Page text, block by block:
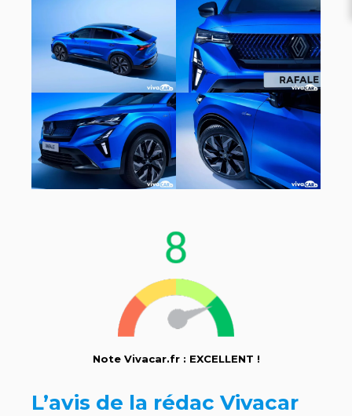
Note Vivacar.fr : EXCELLENT !
L’avis de la rédac Vivacar